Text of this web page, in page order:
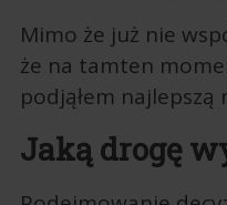
Mimo że już nie
że na tamten
podjąłem najlepszą
Jaką drogę